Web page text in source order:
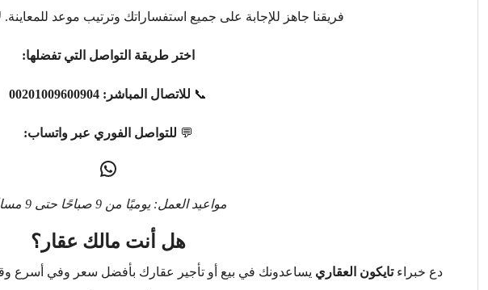
فريقنا جاهز للإجابة على جميع استفساراتك وترتيب موعد
اختر طريقة التواصل التي تفضلها:
📞 للاتصال المباشر: 00201009600904
💬 للتواصل الفوري عبر واتساب:
مواعيد العمل: يوميًا من 9 صباحًا حتى 9 مساءً.
هل أنت مالك عقار؟
دع خبراءتايكون العقاري يساعدونك في بيع أو تأجير عقارك بأفضل سعر وفي أسرع